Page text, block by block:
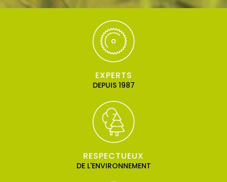
EXPERTS
DEPUIS 1987
RESPECTUEUX
DE L'ENVIRONNEMENT